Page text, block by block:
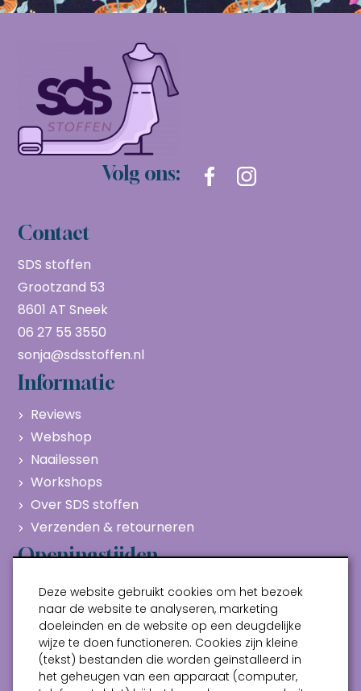
Volg ons:
Contact
SDS stoffen
Grootzand 53
8601 AT Sneek
06 27 55 3550
sonja@sdsstoffen.nl
Informatie
Reviews
Webshop
Naailessen
Workshops
Over SDS stoffen
Verzenden & retourneren
Openingstijden
Maandag
Gesloten
Dinsdag
10:00 - 17:00
Woensdag
10:00 - 17:00
Donderdag
10:00 - 17:00
Vrijdag
10:00 - 17:00
Deze website gebruikt cookies om het bezoek
naar de website te analyseren, marketing
doeleinden en de website op een deugdelijke
wijze te doen functioneren. Cookies zijn kleine
(tekst) bestanden die worden geïnstalleerd in
het geheugen van een apparaat (computer,